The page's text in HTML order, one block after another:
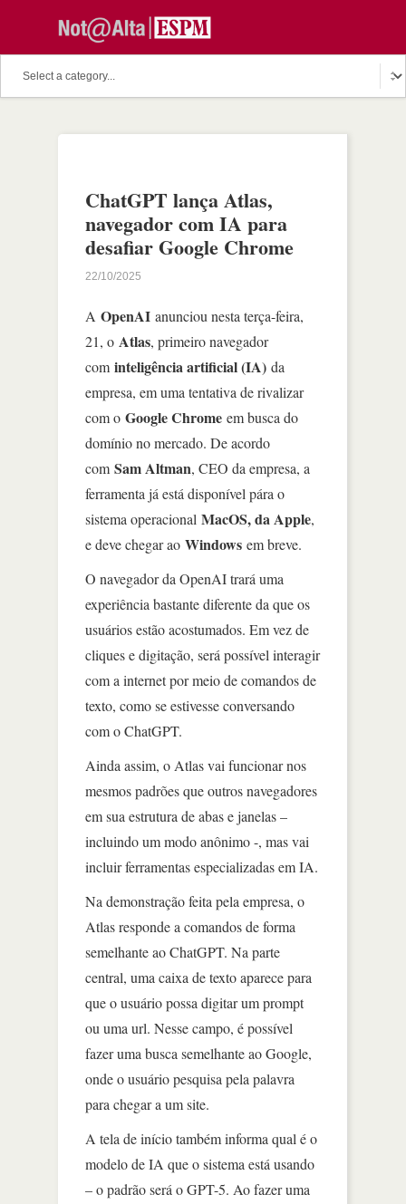
ChatGPT lança Atlas,
navegador com IA para
desafiar Google Chrome
22/10/2025
A OpenAI anunciou nesta terça-feira,
21, o Atlas, primeiro navegador
com inteligência artificial (IA) da
empresa, em uma tentativa de rivalizar
com o Google Chrome em busca do
domínio no mercado. De acordo
com Sam Altman, CEO da empresa, a
ferramenta já está disponível pára o
sistema operacional MacOS, da Apple,
e deve chegar ao Windows em breve.
O navegador da OpenAI trará uma
experiência bastante diferente da que os
usuários estão acostumados. Em vez de
cliques e digitação, será possível interagir
com a internet por meio de comandos de
texto, como se estivesse conversando
com o ChatGPT.
Ainda assim, o Atlas vai funcionar nos
mesmos padrões que outros navegadores
em sua estrutura de abas e janelas –
incluindo um modo anônimo -, mas vai
incluir ferramentas especializadas em IA.
Na demonstração feita pela empresa, o
Atlas responde a comandos de forma
semelhante ao ChatGPT. Na parte
central, uma caixa de texto aparece para
que o usuário possa digitar um prompt
ou uma url. Nesse campo, é possível
fazer uma busca semelhante ao Google,
onde o usuário pesquisa pela palavra
para chegar a um site.
A tela de início também informa qual é o
modelo de IA que o sistema está usando
– o padrão será o GPT-5. Ao fazer uma